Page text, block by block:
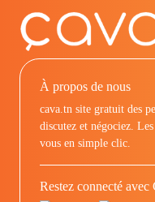
À propos de nous
cava.tn site gratuit des
discutez et négociez.
vous en simple clic.
Restez connecté avec